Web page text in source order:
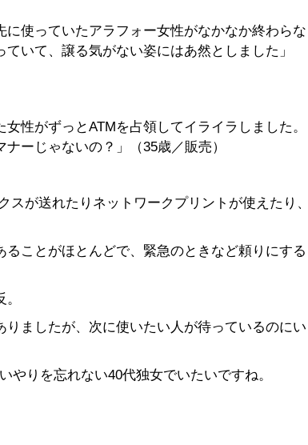
使っていたアラフォー女性がなかなか終わらな
いて、譲る気がない姿にはあ然としました」
性がずっとATMを占領してイライラしました。
ーじゃないの？」（35歳／販売）
が送れたりネットワークプリントが使えたり、
ことがほとんどで、緊急のときなど頼りにする
りましたが、次に使いたい人が待っているのにい
りを忘れない40代独女でいたいですね。